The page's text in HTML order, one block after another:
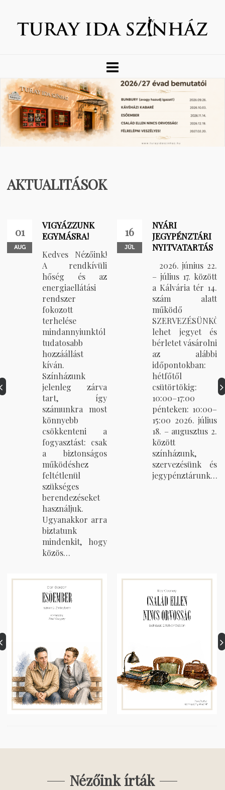
AKTUALITÁSOK
01
AUG
VIGYÁZZUNK
EGYMÁSRA!
Kedves Nézőink!
A rendkívüli
hőség és az
energiaellátási
rendszer
fokozott
terhelése
mindannyiunktól
tudatosabb
hozzáállást
kíván.
️Színházunk
jelenleg zárva
tart, így
számunkra most
könnyebb
csökkenteni a
fogyasztást: csak
a biztonságos
működéshez
feltétlenül
szükséges
berendezéseket
használjuk.
Ugyanakkor arra
biztatunk
mindenkit, hogy
közös…
16
JÚL
NYÁRI
JEGYPÉNZTÁRI
NYITVATARTÁS
2026. június 22.
– július 17. között
a Kálvária tér 14.
szám alatt
működő
SZERVEZÉSÜNKÖN
lehet jegyet és
bérletet vásárolni
az alábbi
időpontokban:
hétfőtől
csütörtökig:
10:00–17:00
pénteken: 10:00–
15:00 2026. július
18. – augusztus 2.
között
színházunk,
szervezésünk és
jegypénztárunk…
Nézőink írták